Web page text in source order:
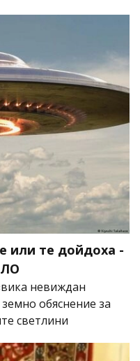
или те дойдоха -
невиждан
обяснение за
светлини